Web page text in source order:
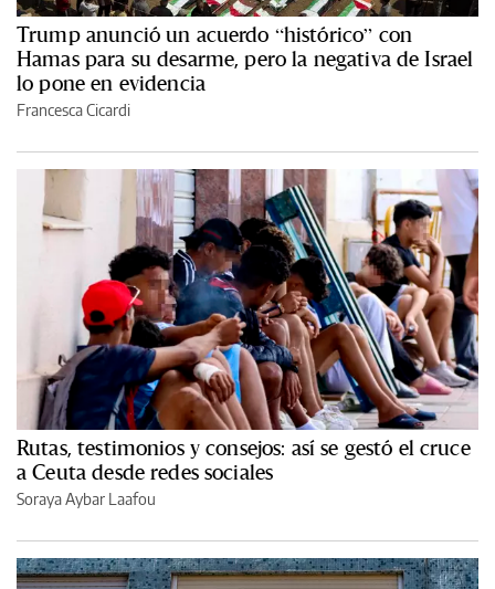
Trump anunció un acuerdo “histórico” con
Hamas para su desarme, pero la negativa de Israel
lo pone en evidencia
Francesca Cicardi
Rutas, testimonios y consejos: así se gestó el cruce
a Ceuta desde redes sociales
Soraya Aybar Laafou